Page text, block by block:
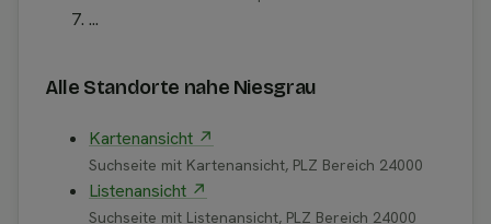
...
Alle Standorte nahe Niesgrau
Kartenansicht ↗
Suchseite mit Kartenansicht, PLZ Bereich 24000
Listenansicht ↗
Suchseite mit Listenansicht, PLZ Bereich 24000